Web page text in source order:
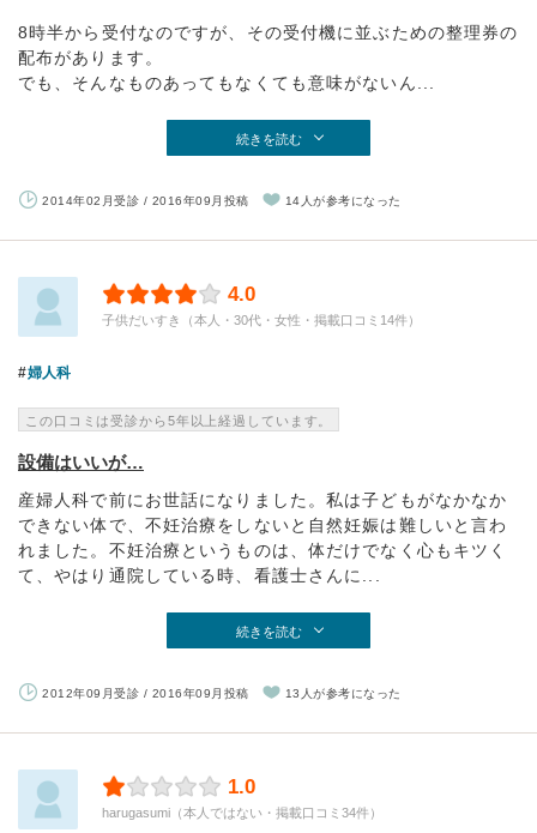
8時半から受付なのですが、その受付機に並ぶための整理券の
配布があります。
でも、そんなものあってもなくても意味がないん...
続きを読む
2014年02月受診 / 2016年09月投稿 14人が参考になった
4.0
子供だいすき（本人・30代・女性・掲載口コミ14件）
婦人科
この口コミは受診から5年以上経過しています。
設備はいいが…
産婦人科で前にお世話になりました。私は子どもがなかなか
できない体で、不妊治療をしないと自然妊娠は難しいと言わ
れました。不妊治療というものは、体だけでなく心もキツく
て、やはり通院している時、看護士さんに...
続きを読む
2012年09月受診 / 2016年09月投稿 13人が参考になった
1.0
harugasumi（本人ではない・掲載口コミ34件）